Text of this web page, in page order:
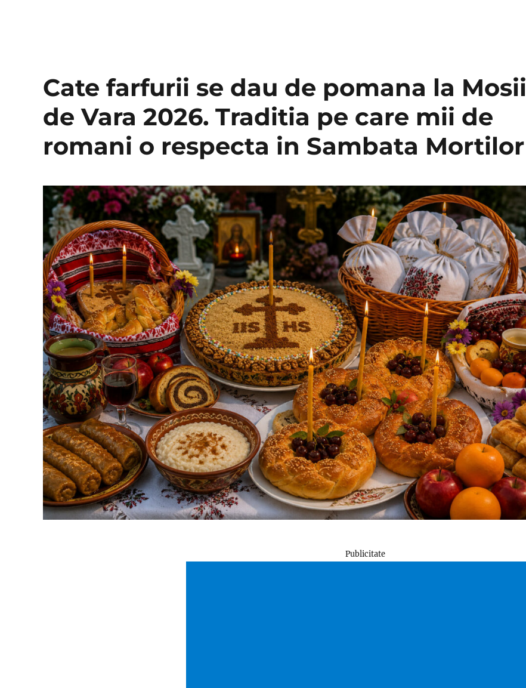
Cate farfurii se dau de pomana la Mosii
de Vara 2026. Traditia pe care mii de
romani o respecta in Sambata Mortilor
Publicitate